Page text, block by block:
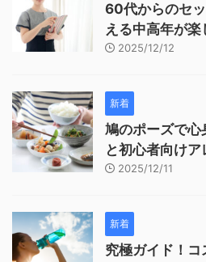
60代からのセ
える中高年が
2025/12/12
新着
鳩のポーズで心
と初心者向け
2025/12/11
新着
究極ガイド！コ